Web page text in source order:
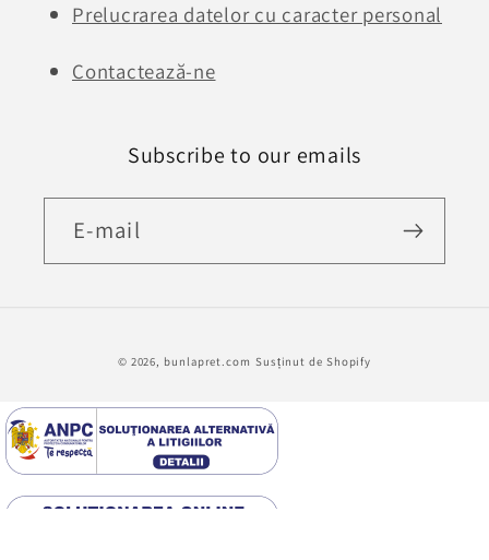
Prelucrarea datelor cu caracter personal
Contactează-ne
Subscribe to our emails
E-mail
plată
© 2026, bunlapret.com Susținut de Shopify